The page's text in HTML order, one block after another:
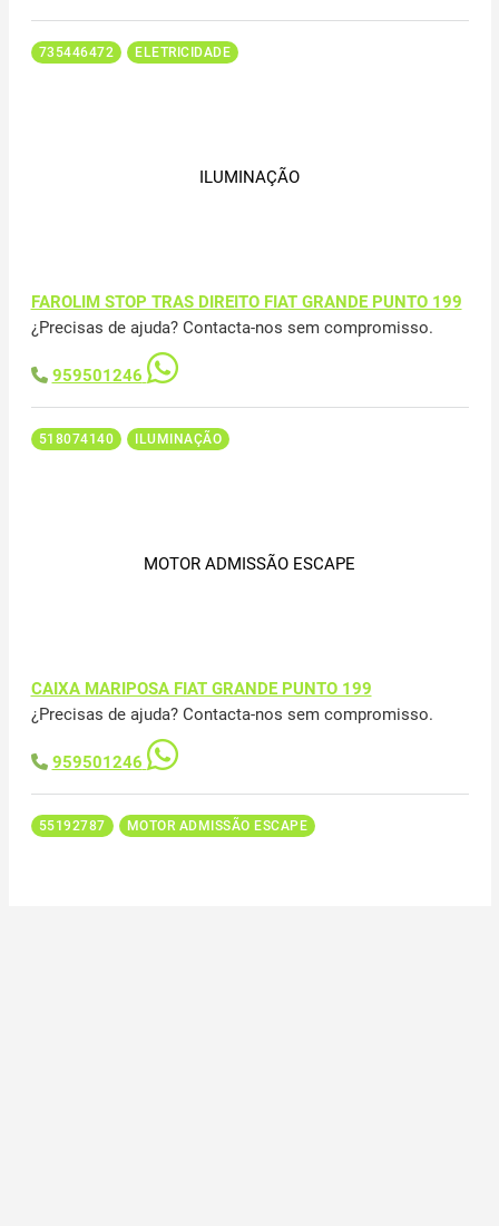
735446472 ELETRICIDADE
ILUMINAÇÃO
FAROLIM STOP TRAS DIREITO FIAT GRANDE PUNTO 199
¿Precisas de ajuda? Contacta-nos sem compromisso.
959501246
518074140 ILUMINAÇÃO
MOTOR ADMISSÃO ESCAPE
CAIXA MARIPOSA FIAT GRANDE PUNTO 199
¿Precisas de ajuda? Contacta-nos sem compromisso.
959501246
55192787 MOTOR ADMISSÃO ESCAPE